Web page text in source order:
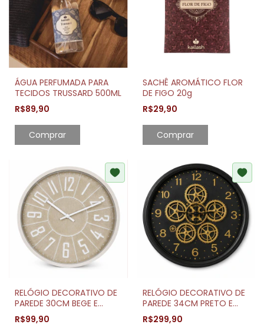
ÁGUA PERFUMADA PARA
TECIDOS TRUSSARD 500ML
R$89,90
Comprar
SACHÊ AROMÁTICO FLOR
DE FIGO 20g
R$29,90
Comprar
RELÓGIO DECORATIVO DE
PAREDE 30CM BEGE E
BRANCO ESTILO MODERNO
R$99,90
RELÓGIO DECORATIVO DE
PAREDE 34CM PRETO E
DOURADO COM
ENGRENAGENS
R$299,90